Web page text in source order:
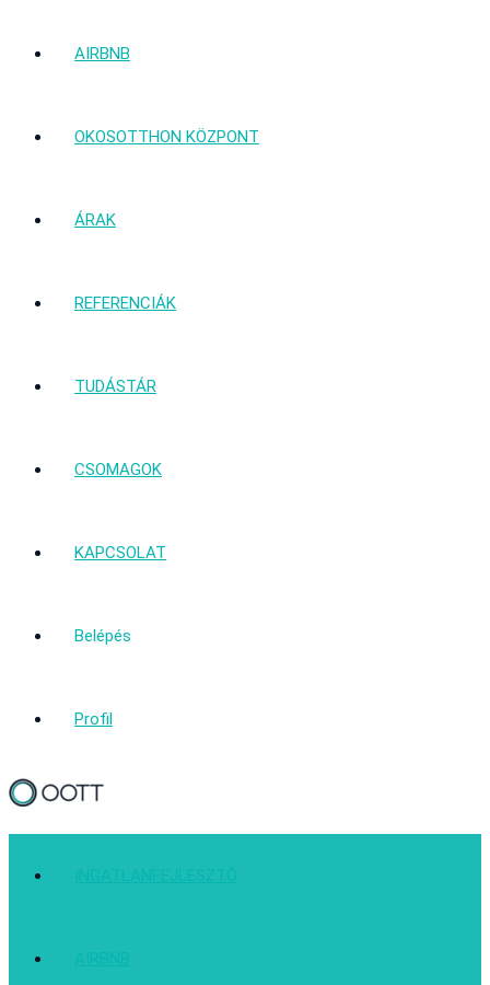
AIRBNB
OKOSOTTHON KÖZPONT
ÁRAK
REFERENCIÁK
TUDÁSTÁR
CSOMAGOK
KAPCSOLAT
Belépés
Profil
INGATLANFEJLESZTŐ
AIRBNB